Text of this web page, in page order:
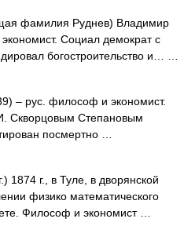
фамилия Руднев) Владимир
Социал демократ с
богостроительство и… …
– рус. философ и экономист.
Скворцовым Степановым
посмертно …
г., в Туле, в дворянской
физико математического
Философ и экономист …